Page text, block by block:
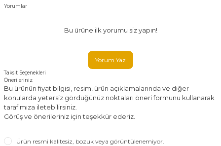
Yorumlar
Bu ürüne ilk yorumu siz yapın!
Yorum Yaz
Taksit Seçenekleri
Önerileriniz
Bu ürünün fiyat bilgisi, resim, ürün açıklamalarında ve diğer
konularda yetersiz gördüğünüz noktaları öneri formunu kullanarak
tarafımıza iletebilirsiniz.
Görüş ve önerileriniz için teşekkür ederiz.
Ürün resmi kalitesiz, bozuk veya görüntülenemiyor.